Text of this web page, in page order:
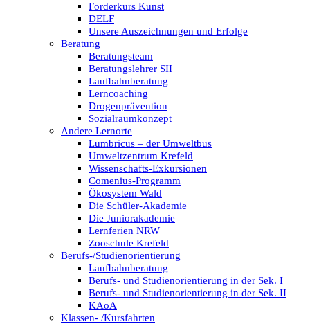
Forderkurs Kunst
DELF
Unsere Auszeichnungen und Erfolge
Beratung
Beratungsteam
Beratungslehrer SII
Laufbahnberatung
Lerncoaching
Drogenprävention
Sozialraumkonzept
Andere Lernorte
Lumbricus – der Umweltbus
Umweltzentrum Krefeld
Wissenschafts-Exkursionen
Comenius-Programm
Ökosystem Wald
Die Schüler-Akademie
Die Juniorakademie
Lernferien NRW
Zooschule Krefeld
Berufs-/Studienorientierung
Laufbahnberatung
Berufs- und Studienorientierung in der Sek. I
Berufs- und Studienorientierung in der Sek. II
KAoA
Klassen- /Kursfahrten